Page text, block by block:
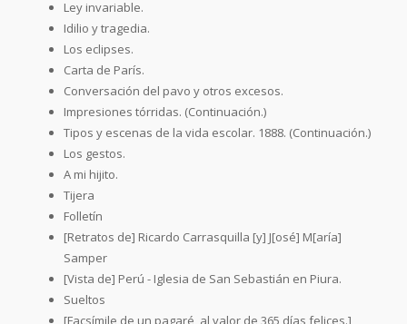
Ley invariable.
Idilio y tragedia.
Los eclipses.
Carta de París.
Conversación del pavo y otros excesos.
Impresiones tórridas. (Continuación.)
Tipos y escenas de la vida escolar. 1888. (Continuación.)
Los gestos.
A mi hijito.
Tijera
Folletín
[Retratos de] Ricardo Carrasquilla [y] J[osé] M[aría]
Samper
[Vista de] Perú - Iglesia de San Sebastián en Piura.
Sueltos
[Facsímile de un pagaré, al valor de 365 días felices.]